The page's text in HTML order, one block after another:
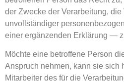
der Zwecke der Verarbeitung,
unvollständiger
einer ergänzenden Erklärung —
Möchte eine betroffene Person
Anspruch nehmen, kann sie sich
Mitarbeiter des für die